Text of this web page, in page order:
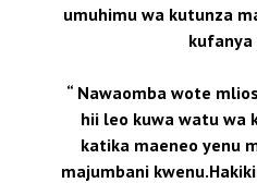
umuhimu wa kutunza
kufanya
“ Nawaomba wote
hii leo kuwa watu wa
katika maeneo yenu
majumbani